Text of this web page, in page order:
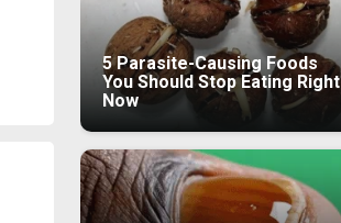
5 Parasite-Causing Foods
You Should Stop Eating Right
Now